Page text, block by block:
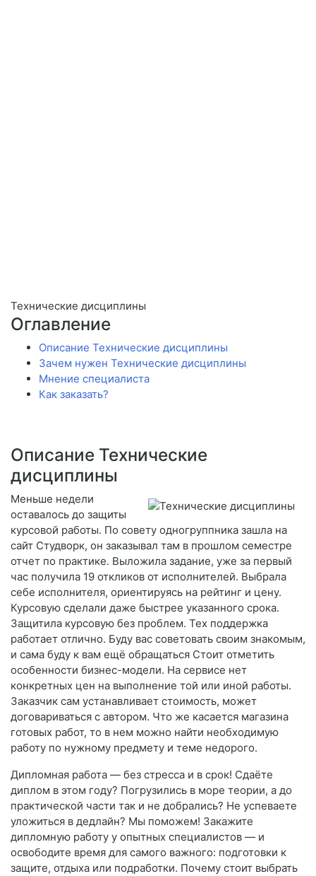
Технические дисциплины
Оглавление
Описание Технические дисциплины
Зачем нужен Технические дисциплины
Мнение специалиста
Как заказать?
Описание Технические
дисциплины
Меньше недели
оставалось до защиты
курсовой работы. По совету одногруппника зашла на
сайт Студворк, он заказывал там в прошлом семестре
отчет по практике. Выложила задание, уже за первый
час получила 19 откликов от исполнителей. Выбрала
себе исполнителя, ориентируясь на рейтинг и цену.
Курсовую сделали даже быстрее указанного срока.
Защитила курсовую без проблем. Тех поддержка
работает отлично. Буду вас советовать своим знакомым,
и сама буду к вам ещё обращаться Стоит отметить
особенности бизнес-модели. На сервисе нет
конкретных цен на выполнение той или иной работы.
Заказчик сам устанавливает стоимость, может
договариваться с автором. Что же касается магазина
готовых работ, то в нем можно найти необходимую
работу по нужному предмету и теме недорого.
Дипломная работа — без стресса и в срок! Сдаёте
диплом в этом году? Погрузились в море теории, а до
практической части так и не добрались? Не успеваете
уложиться в дедлайн? Мы поможем! Закажите
дипломную работу у опытных специалистов — и
освободите время для самого важного: подготовки к
защите, отдыха или подработки. Почему стоит выбрать